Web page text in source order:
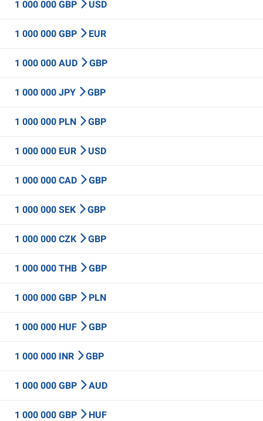
1 000 000 GBP USD
1 000 000 GBP EUR
1 000 000 AUD GBP
1 000 000 JPY GBP
1 000 000 PLN GBP
1 000 000 EUR USD
1 000 000 CAD GBP
1 000 000 SEK GBP
1 000 000 CZK GBP
1 000 000 THB GBP
1 000 000 GBP PLN
1 000 000 HUF GBP
1 000 000 INR GBP
1 000 000 GBP AUD
1 000 000 GBP HUF